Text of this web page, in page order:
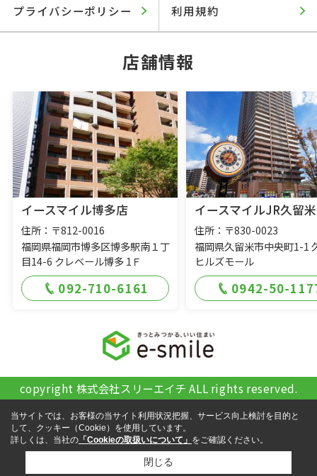
プライバシーポリシー 利用規約
店舗情報
イースマイル博多店
住所：〒812-0016
福岡県福岡市博多区博多駅南１丁
目14-6 クレベール博多 1Ｆ
092-710-6161
イースマイルJR久留
住所：〒830-0023
福岡県久留米市中央町1-1
ヒルズモール
0942-50-
copyright 株式会社スリーエイチ ALL rights reserved.
当サイトでは、お客様の当サイト利用状況把握、サービス向上検討を目的と
して、クッキー（Cookie）を使用しています。
詳しくは、当社の 「Cookieの取扱いについて」 をご確認ください。
閉じる